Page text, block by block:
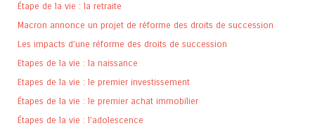
Étape de la vie : la retraite
Macron annonce un projet de réforme des droits de succession
Les impacts d’une réforme des droits de succession
Etapes de la vie : la naissance
Etapes de la vie : le premier investissement
Étapes de la vie : le premier achat immobilier
Étapes de la vie : l’adolescence